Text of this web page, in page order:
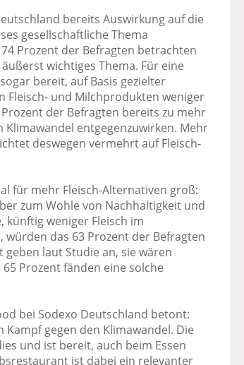
bereits Auswirkung auf die
gesellschaftliche Thema
Prozent der Befragten betrachten
wichtiges Thema. Für eine
bereit, auf Basis gezielter
Fleisch- und Milchprodukten weniger
der Befragten bereits zu mehr
entgegenzuwirken. Mehr
deswegen vermehrt auf Fleisch-
für mehr Fleisch-Alternativen groß:
zum Wohle von Nachhaltigkeit und
künftig weniger Fleisch im
das 63 Prozent der Befragten
laut Studie an, sie wären
Prozent fänden eine solche
bei Sodexo Deutschland betont:
Kampf gegen den Klimawandel. Die
und ist bereit, auch beim Essen
ist dabei ein relevanter